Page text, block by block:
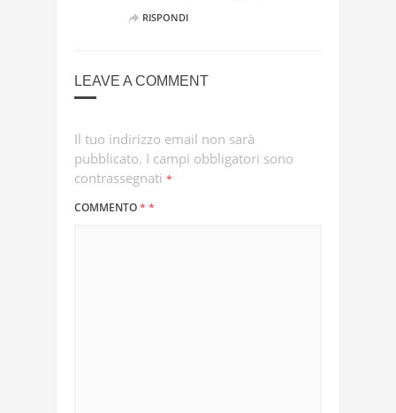
RISPONDI
LEAVE A COMMENT
Il tuo indirizzo email non sarà
pubblicato. I campi obbligatori sono
contrassegnati *
COMMENTO* *